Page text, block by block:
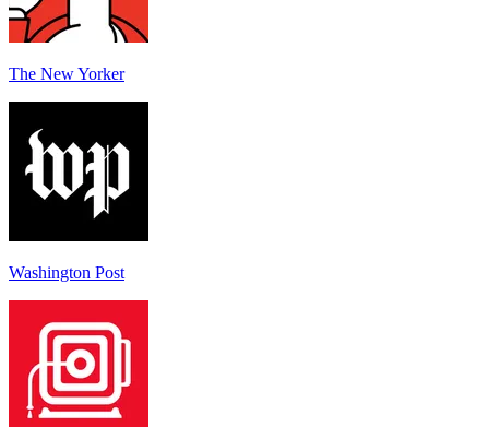
The New Yorker
Washington Post